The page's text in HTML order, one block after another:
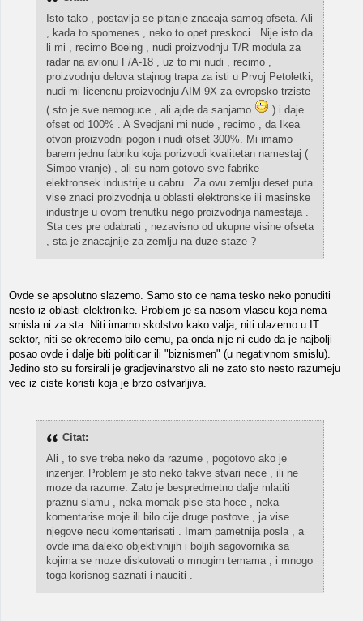
Isto tako , postavlja se pitanje znacaja samog ofseta. Ali
, kada to spomenes , neko to opet preskoci . Nije isto da
li mi , recimo Boeing , nudi proizvodnju T/R modula za
radar na avionu F/A-18 , uz to mi nudi , recimo ,
proizvodnju delova stajnog trapa za isti u Prvoj Petoletki,
nudi mi licencnu proizvodnju AIM-9X za evropsko trziste
( sto je sve nemoguce , ali ajde da sanjamo
) i daje
ofset od 100% . A Svedjani mi nude , recimo , da Ikea
otvori proizvodni pogon i nudi ofset 300%. Mi imamo
barem jednu fabriku koja porizvodi kvalitetan namestaj (
Simpo vranje) , ali su nam gotovo sve fabrike
elektronsek industrije u cabru . Za ovu zemlju deset puta
vise znaci proizvodnja u oblasti elektronske ili masinske
industrije u ovom trenutku nego proizvodnja namestaja .
Sta ces pre odabrati , nezavisno od ukupne visine ofseta
, sta je znacajnije za zemlju na duze staze ?
Ovde se apsolutno slazemo. Samo sto ce nama tesko neko ponuditi
nesto iz oblasti elektronike. Problem je sa nasom vlascu koja nema
smisla ni za sta. Niti imamo skolstvo kako valja, niti ulazemo u IT
sektor, niti se okrecemo bilo cemu, pa onda nije ni cudo da je najbolji
posao ovde i dalje biti politicar ili "biznismen" (u negativnom smislu).
Jedino sto su forsirali je gradjevinarstvo ali ne zato sto nesto razumeju
vec iz ciste koristi koja je brzo ostvarljiva.
Citat:
Ali , to sve treba neko da razume , pogotovo ako je
inzenjer. Problem je sto neko takve stvari nece , ili ne
moze da razume. Zato je bespredmetno dalje mlatiti
praznu slamu , neka momak pise sta hoce , neka
komentarise moje ili bilo cije druge postove , ja vise
njegove necu komentarisati . Imam pametnija posla , a
ovde ima daleko objektivnijih i boljih sagovornika sa
kojima se moze diskutovati o mnogim temama , i mnogo
toga korisnog saznati i nauciti .